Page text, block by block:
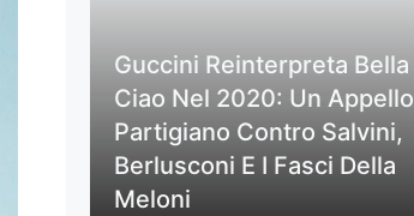
Guccini Reinterpreta Bella
Ciao Nel 2020: Un Appello
Partigiano Contro Salvini,
Berlusconi E I Fasci Della
Meloni